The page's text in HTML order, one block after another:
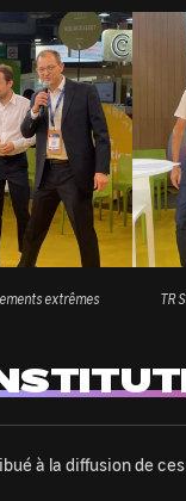
extrêmes TR
à la diffusion de